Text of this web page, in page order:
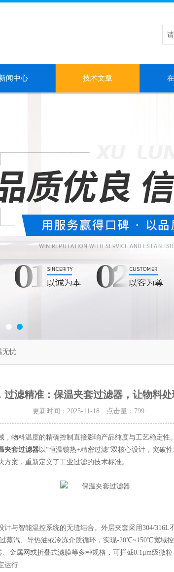
闻中心 技术文章
无忧
过滤精准：保温夹套过滤器，让物料
更新时间：2025-11-18 点击量： 799
料温度的精确控制直接影响产品纯度与工艺稳定性
夹套过滤器以“恒温锁热+精密过滤”双核心设计，突破
案，重新定义了工业过滤的技术标准。
智能温控系统的无缝结合。外层夹套采用304/316L
蒸汽、导热油或冷冻介质循环，实现-20℃~150℃宽域
属网或折叠式滤膜等多种规格，可拦截0.1μm级微粒
运行